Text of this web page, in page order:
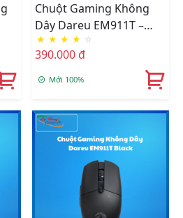
Chuột Gaming Không
Dây Dareu EM911T –
Wired+2.4G+BT Magenta
★ ★ ★ ★ ☆
390.000 đ
Mới 100%